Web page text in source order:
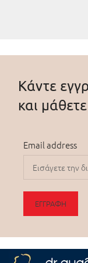
Κάντε
και
Email address